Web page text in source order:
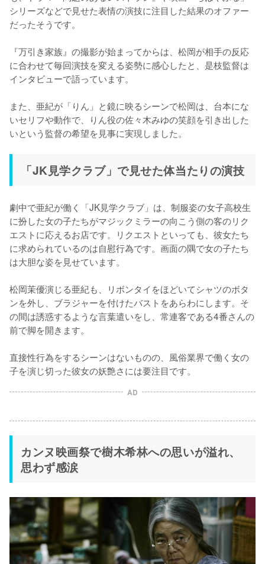
シリーズなどで見せた表情の演技に注目した結果のオファー
だったそうです。
『万引き家族』の撮影が始まってからは、松岡が相手の反応
に合わせて毎回演技を変える姿勢に感心したと、是枝監督は
インタビューで語っています。
また、亜紀が「りん」と鏡に映るシーンで松岡は、台本にな
いセリフや動作で、りん役の佐々木みゆの笑顔を引き出した
いという監督の希望を見事に実現しました。
「JK見学クラブ」で見せた体当たりの演技
劇中で亜紀が働く「JK見学クラブ」は、制服姿の女子高校生
に扮した女の子たちがマジックミラーの向こう側の客のリク
エストに応えるお店です。リクエストといっても、彼女たち
に求められているのは自慰行為です。画面の隅で女の子たち
は大胆な姿を見せています。
松岡茉優演じる亜紀も、リボンタイをほどいてシャツのボタ
ンを外し、ブラジャーを付けたバストをあらわにします。そ
の間は誘惑するような言葉遣いをし、常連客である4番さんの
前で脚を開きます。
直接性行為をするシーンはないものの、風俗業界で働く女の
子を演じ切った彼女の妖艶さには要注目です。
AD
カンヌ映画祭で樹木希林への思いが溢れ、
思わず感涙